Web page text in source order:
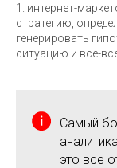
1. интернет-
стратегию,
генерировать
ситуацию и все-
Самый
это все